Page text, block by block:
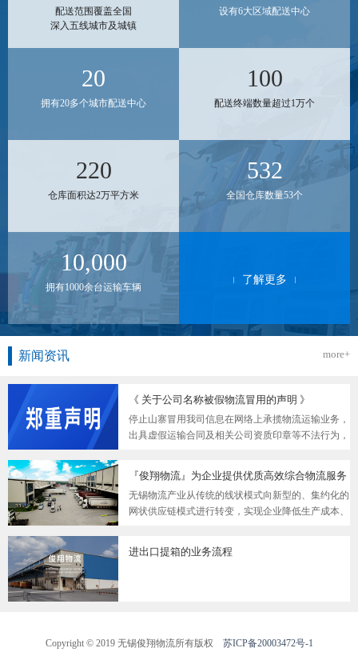
配送范围覆盖全国
深入五线城市及城镇
设有6大区域配送中心
20
拥有20多个城市配送中心
100
配送终端数量超过1万个
220
仓库面积达2万平方米
532
全国仓库数量53个
10,000
拥有1000余台运输车辆
了解更多
新闻资讯 more+
《 关于公司名称被假物流冒用的声明 》
停止山寨冒用我司信息在网络上承揽物流运输业务，
出具虚假运输合同及相关公司资质印章等不法行为，
『俊翔物流』为企业提供优质高效综合物流服务
无锡物流产业从传统的线状模式向新型的、集约化的
网状供应链模式进行转变，实现企业降低生产成本、
进出口提箱的业务流程
Copyright © 2019 无锡俊翔物流所有版权 苏ICP备20003472号-1